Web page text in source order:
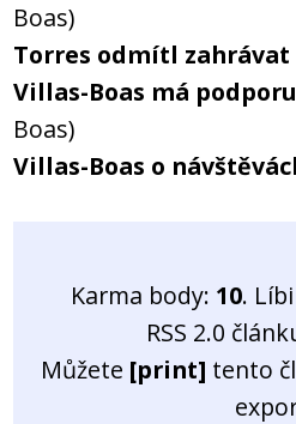
Boas)
Torres odmítl
Villas-Boas má
Boas)
Villas-Boas o
Karma body: 10.
RSS 2.0
Můžete [print] tento